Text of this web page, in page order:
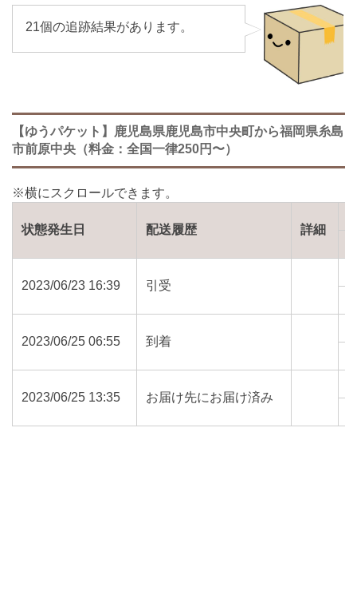
21個の追跡結果があります。
【ゆうパケット】鹿児島県鹿児島市中央町から福岡県糸島
市前原中央（料金：全国一律250円〜）
状態発生日 配送履歴 詳細
2023/06/23 16:39 引受
2023/06/25 06:55 到着
2023/06/25 13:35 お届け先にお届け済み